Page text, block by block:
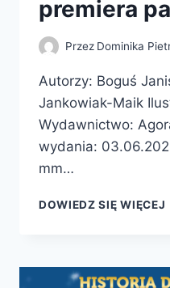
premiera
Przez Dominika
Autorzy: Boguś
Jankowiak-Maik
Wydawnictwo:
wydania:
mm…
DOWIEDZ SIĘ WIĘCEJ